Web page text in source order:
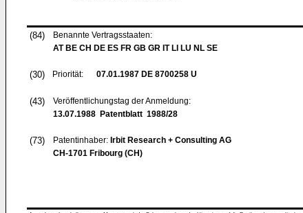
(84)
Benannte Vertragsstaaten:
AT BE CH DE ES FR GB GR IT LI LU NL SE
(30) Priorität: 07.01.1987 DE 8700258 U
(43)
Veröffentlichungstag der Anmeldung:
13.07.1988 Patentblatt 1988/28
(73) Patentinhaber: Irbit Research + Consulting AG
CH-1701 Fribourg (CH)